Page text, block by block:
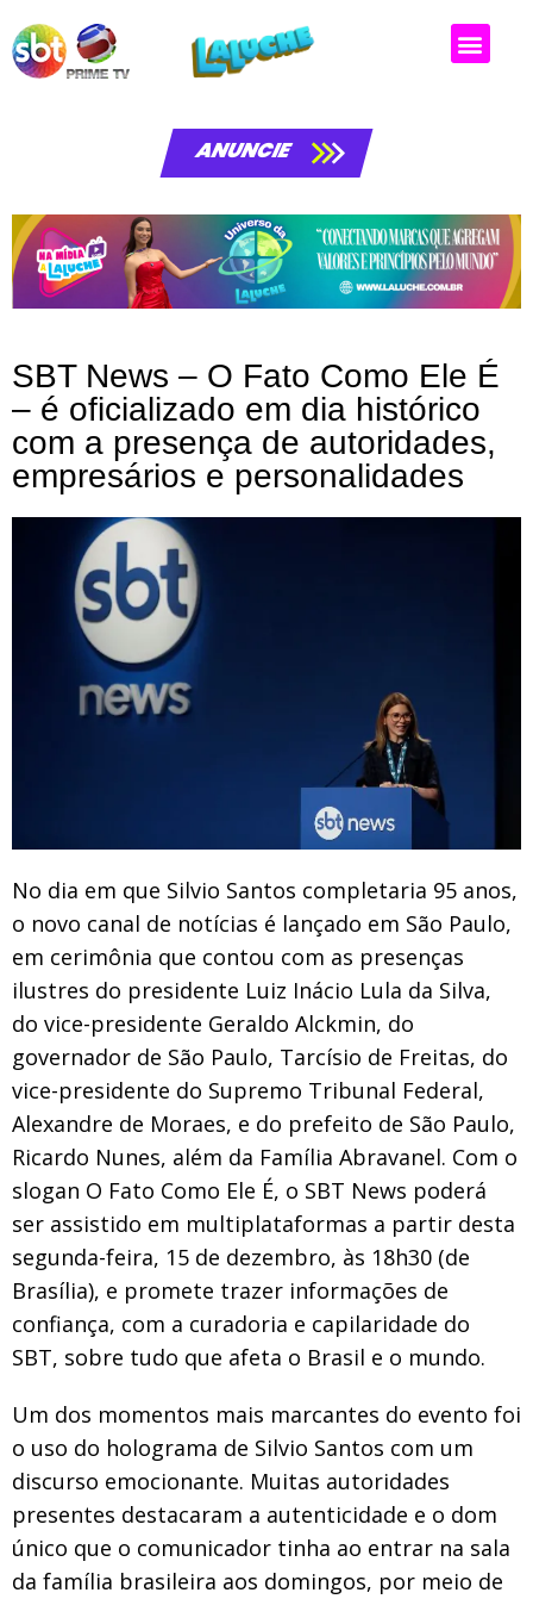
ANUNCIE
SBT News – O Fato Como Ele É
– é oficializado em dia histórico
com a presença de autoridades,
empresários e personalidades
No dia em que Silvio Santos completaria 95 anos,
o novo canal de notícias é lançado em São Paulo,
em cerimônia que contou com as presenças
ilustres do presidente Luiz Inácio Lula da Silva,
do vice-presidente Geraldo Alckmin, do
governador de São Paulo, Tarcísio de Freitas, do
vice-presidente do Supremo Tribunal Federal,
Alexandre de Moraes, e do prefeito de São Paulo,
Ricardo Nunes, além da Família Abravanel. Com o
slogan O Fato Como Ele É, o SBT News poderá
ser assistido em multiplataformas a partir desta
segunda-feira, 15 de dezembro, às 18h30 (de
Brasília), e promete trazer informações de
confiança, com a curadoria e capilaridade do
SBT, sobre tudo que afeta o Brasil e o mundo.
Um dos momentos mais marcantes do evento foi
o uso do holograma de Silvio Santos com um
discurso emocionante. Muitas autoridades
presentes destacaram a autenticidade e o dom
único que o comunicador tinha ao entrar na sala
da família brasileira aos domingos, por meio de